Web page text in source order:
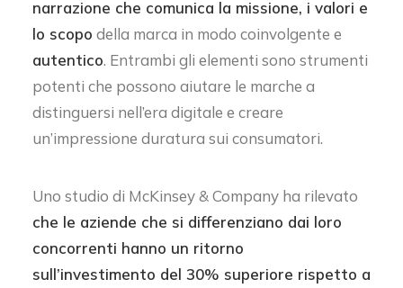
narrazione che comunica la missione, i valori e
lo scopo della marca in modo coinvolgente e
autentico. Entrambi gli elementi sono strumenti
potenti che possono aiutare le marche a
distinguersi nell’era digitale e creare
un’impressione duratura sui consumatori.
Uno studio di McKinsey & Company ha rilevato
che le aziende che si differenziano dai loro
concorrenti hanno un ritorno
sull’investimento del 30% superiore rispetto a